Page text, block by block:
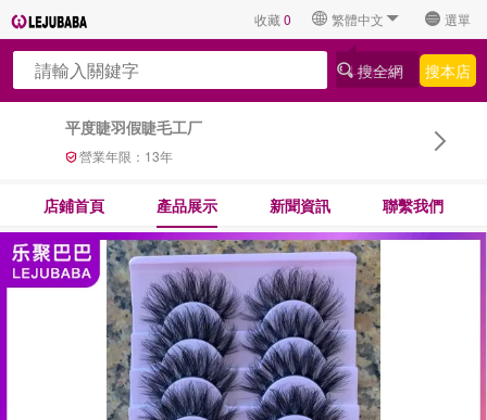
收藏0 繁體中文 選單
平度睫羽假睫毛工厂
營業年限： 13年
搜全網 搜本店
店鋪首頁 產品展示 新聞資訊 聯繫我們